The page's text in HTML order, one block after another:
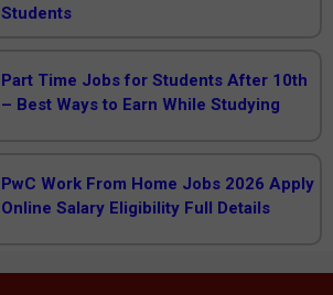
Students
Part Time Jobs for Students After 10th
– Best Ways to Earn While Studying
PwC Work From Home Jobs 2026 Apply
Online Salary Eligibility Full Details